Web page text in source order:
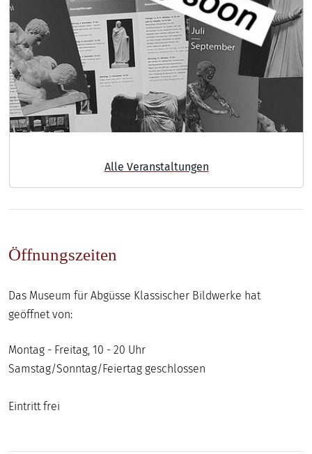
Alle Veranstaltungen
Öffnungszeiten
Das Museum für Abgüsse Klassischer Bildwerke hat
geöffnet von:
Montag - Freitag, 10 - 20 Uhr
Samstag/Sonntag/Feiertag geschlossen
Eintritt frei